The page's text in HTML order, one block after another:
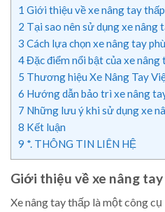
1 Giới thiệu về xe nâng tay
2 Tại sao nên sử dụng xe nâng
3 Cách lựa chọn xe nâng tay
4Đặc điểm nổi bật của xe nâng
5 Thương hiệu Xe Nâng Tay
6 Hướng dẫn bảo trì xe nâng
7 Những lưu ý khi sử dụng xe
8 Kết luận
9 *. THÔNG TIN LIÊN HỆ
Giới thiệu về xe nâng
Xe nâng tay thấp là một công